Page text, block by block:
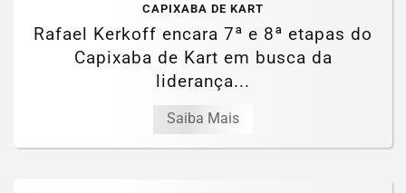
CAPIXABA DE KART
Rafael Kerkoff encara 7ª e 8ª etapas do
Capixaba de Kart em busca da
liderança...
Saiba Mais